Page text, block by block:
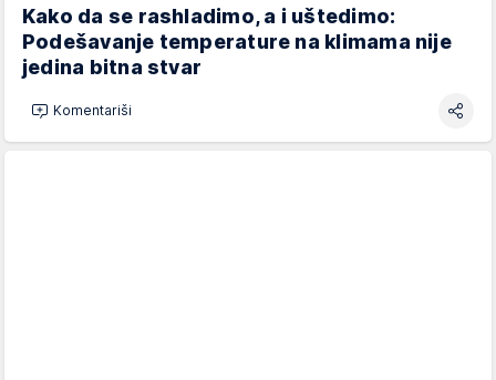
Kako da se rashladimo, a i uštedimo:
Podešavanje temperature na klimama nije
jedina bitna stvar
Komentariši